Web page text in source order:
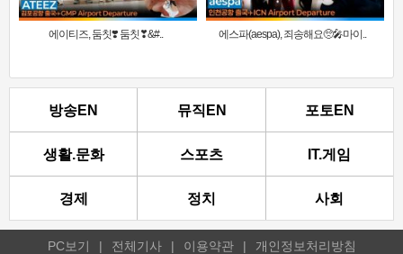
에이티즈, 둠칫❣️ 둠칫❣&#.. 에스파(aespa), 죄송해요🥺🎤마이..
방송EN 뮤직EN 포토EN
생활.문화 스포츠 IT.게임
경제 정치 사회
PC보기 | 전체기사 | 이용약관 | 개인정보처리방침